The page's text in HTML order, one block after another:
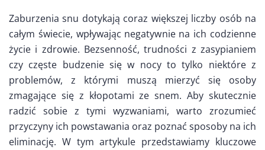
Zaburzenia snu dotykają coraz większej liczby osób na
całym świecie, wpływając negatywnie na ich codzienne
życie i zdrowie. Bezsenność, trudności z zasypianiem
czy częste budzenie się w nocy to tylko niektóre z
problemów, z którymi muszą mierzyć się osoby
zmagające się z kłopotami ze snem. Aby skutecznie
radzić sobie z tymi wyzwaniami, warto zrozumieć
przyczyny ich powstawania oraz poznać sposoby na ich
eliminację. W tym artykule przedstawiamy kluczowe